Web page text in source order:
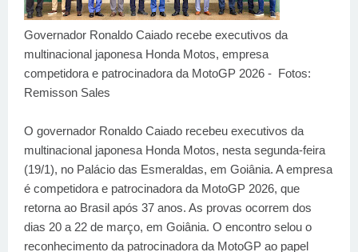
Governador Ronaldo Caiado recebe executivos da
multinacional japonesa Honda Motos, empresa
competidora e patrocinadora da MotoGP 2026 - Fotos:
Remisson Sales
O governador Ronaldo Caiado recebeu executivos da
multinacional japonesa Honda Motos, nesta segunda-feira
(19/1), no Palácio das Esmeraldas, em Goiânia. A empresa
é competidora e patrocinadora da MotoGP 2026, que
retorna ao Brasil após 37 anos. As provas ocorrem dos
dias 20 a 22 de março, em Goiânia. O encontro selou o
reconhecimento da patrocinadora da MotoGP ao papel